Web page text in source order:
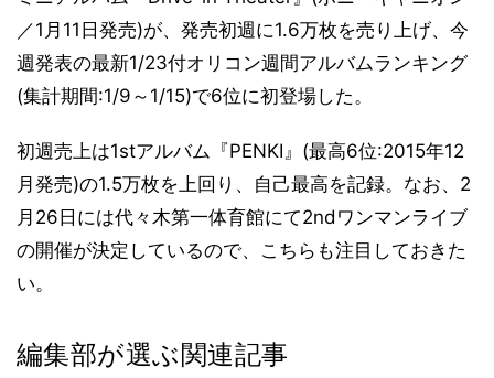
／1月11日発売)が、発売初週に1.6万枚を売り上げ、今
週発表の最新1/23付オリコン週間アルバムランキング
(集計期間:1/9～1/15)で6位に初登場した。
初週売上は1stアルバム『PENKI』(最高6位:2015年12
月発売)の1.5万枚を上回り、自己最高を記録。なお、2
月26日には代々木第一体育館にて2ndワンマンライブ
の開催が決定しているので、こちらも注目しておきた
い。
編集部が選ぶ関連記事